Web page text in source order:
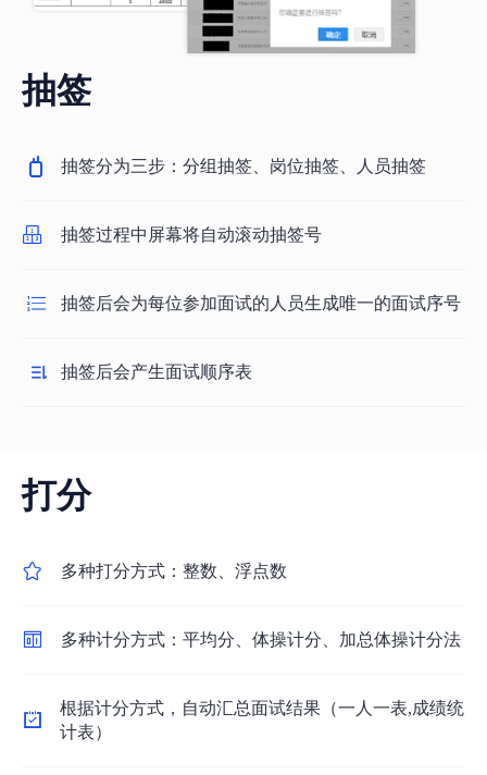
抽签
抽签分为三步：分组抽签、岗位抽签、人员抽签
抽签过程中屏幕将自动滚动抽签号
抽签后会为每位参加面试的人员生成唯一的面试序号
抽签后会产生面试顺序表
打分
多种打分方式：整数、浮点数
多种计分方式：平均分、体操计分、加总体操计分法
根据计分方式，自动汇总面试结果（一人一表,成绩统
计表）